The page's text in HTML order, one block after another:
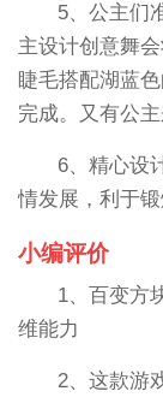
5、公主们
主设计创意舞
睫毛搭配湖蓝
完成。又有公
6、精心设
情发展，利于
小编评价
1、百变方
维能力
2、这款游